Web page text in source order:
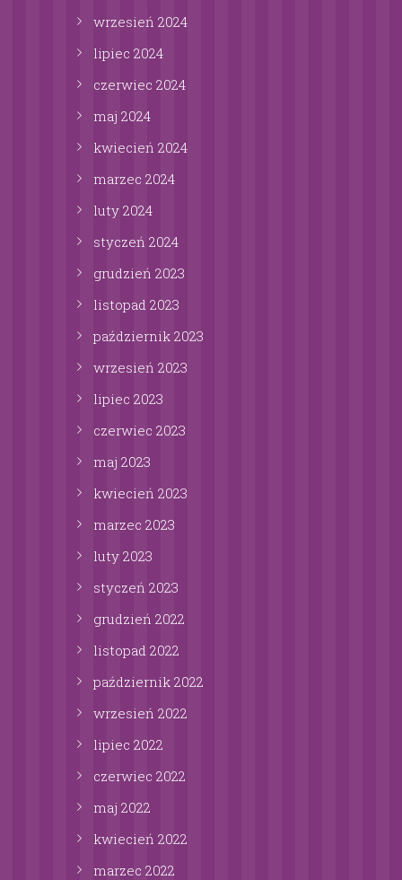
wrzesień 2024
lipiec 2024
czerwiec 2024
maj 2024
kwiecień 2024
marzec 2024
luty 2024
styczeń 2024
grudzień 2023
listopad 2023
październik 2023
wrzesień 2023
lipiec 2023
czerwiec 2023
maj 2023
kwiecień 2023
marzec 2023
luty 2023
styczeń 2023
grudzień 2022
listopad 2022
październik 2022
wrzesień 2022
lipiec 2022
czerwiec 2022
maj 2022
kwiecień 2022
marzec 2022